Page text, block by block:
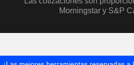
Morningstar y S&P